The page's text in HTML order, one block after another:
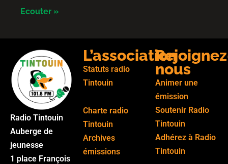
Ecouter »
Radio Tintouin
Auberge de
jeunesse
1 place François
L’association
Statuts radio
Tintouin
Charte radio
Tintouin
Archives
émissions
nous
Animer une
émission
Soutenir Radio
Tintouin
Adhérez à Radio
Tintouin